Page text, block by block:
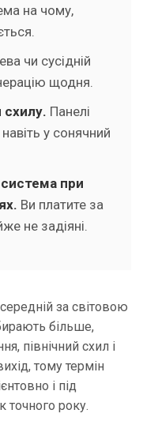
на чому,
чи сусідній
щодня.
схилу. Панелі
у сонячний
при
Ви платите за
не задіяні.
за світовою
більше,
північний схил і
тому термін
і під
точного року.